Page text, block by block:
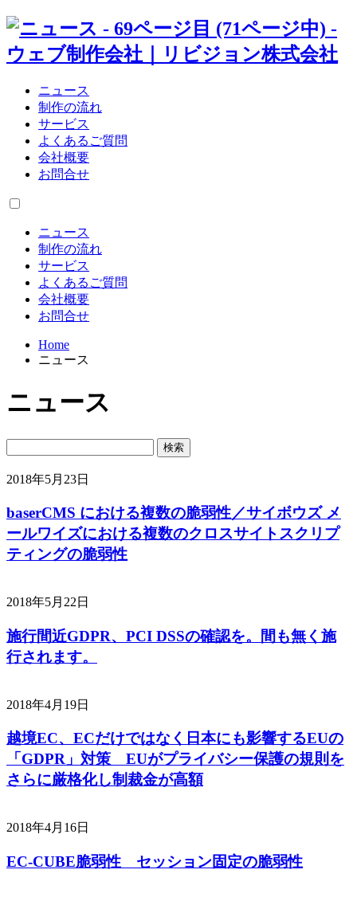
ニュース
制作の流れ
サービス
よくあるご質問
会社概要
お問合せ
ニュース
制作の流れ
サービス
よくあるご質問
会社概要
お問合せ
Home
ニュース
ニュース
2018年5月23日
baserCMS における複数の脆弱性／サイボウズ メ
ールワイズにおける複数のクロスサイトスクリプ
ティングの脆弱性
2018年5月22日
施行間近GDPR、PCI DSSの確認を。間も無く施
行されます。
2018年4月19日
越境EC、ECだけではなく日本にも影響するEUの
「GDPR」対策 EUがプライバシー保護の規則を
さらに厳格化し制裁金が高額
2018年4月16日
EC-CUBE脆弱性 セッション固定の脆弱性